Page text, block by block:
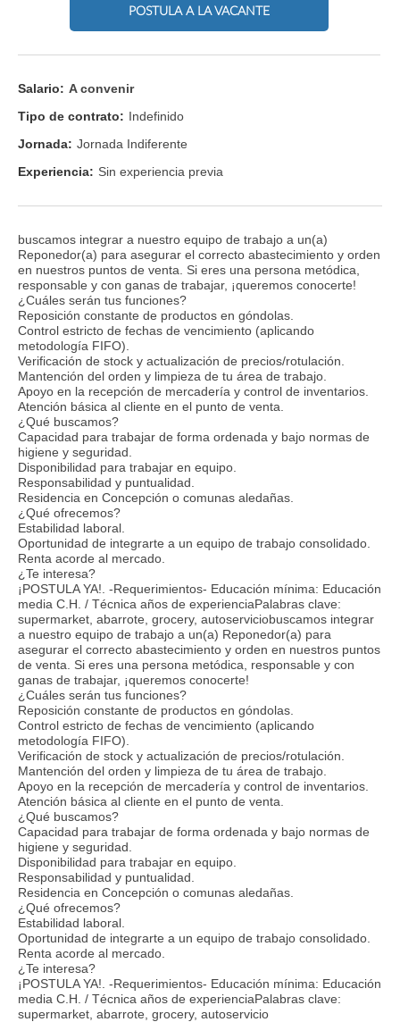
POSTULA A LA VACANTE
Salario: A convenir
Tipo de contrato: Indefinido
Jornada: Jornada Indiferente
Experiencia: Sin experiencia previa
buscamos integrar a nuestro equipo de trabajo a un(a)
Reponedor(a) para asegurar el correcto abastecimiento y orden
en nuestros puntos de venta. Si eres una persona metódica,
responsable y con ganas de trabajar, ¡queremos conocerte!
¿Cuáles serán tus funciones?
Reposición constante de productos en góndolas.
Control estricto de fechas de vencimiento (aplicando
metodología FIFO).
Verificación de stock y actualización de precios/rotulación.
Mantención del orden y limpieza de tu área de trabajo.
Apoyo en la recepción de mercadería y control de inventarios.
Atención básica al cliente en el punto de venta.
¿Qué buscamos?
Capacidad para trabajar de forma ordenada y bajo normas de
higiene y seguridad.
Disponibilidad para trabajar en equipo.
Responsabilidad y puntualidad.
Residencia en Concepción o comunas aledañas.
¿Qué ofrecemos?
Estabilidad laboral.
Oportunidad de integrarte a un equipo de trabajo consolidado.
Renta acorde al mercado.
¿Te interesa?
¡POSTULA YA!. -Requerimientos- Educación mínima: Educación
media C.H. / Técnica años de experienciaPalabras clave:
supermarket, abarrote, grocery, autoserviciobuscamos integrar
a nuestro equipo de trabajo a un(a) Reponedor(a) para
asegurar el correcto abastecimiento y orden en nuestros puntos
de venta. Si eres una persona metódica, responsable y con
ganas de trabajar, ¡queremos conocerte!
¿Cuáles serán tus funciones?
Reposición constante de productos en góndolas.
Control estricto de fechas de vencimiento (aplicando
metodología FIFO).
Verificación de stock y actualización de precios/rotulación.
Mantención del orden y limpieza de tu área de trabajo.
Apoyo en la recepción de mercadería y control de inventarios.
Atención básica al cliente en el punto de venta.
¿Qué buscamos?
Capacidad para trabajar de forma ordenada y bajo normas de
higiene y seguridad.
Disponibilidad para trabajar en equipo.
Responsabilidad y puntualidad.
Residencia en Concepción o comunas aledañas.
¿Qué ofrecemos?
Estabilidad laboral.
Oportunidad de integrarte a un equipo de trabajo consolidado.
Renta acorde al mercado.
¿Te interesa?
¡POSTULA YA!. -Requerimientos- Educación mínima: Educación
media C.H. / Técnica años de experienciaPalabras clave:
supermarket, abarrote, grocery, autoservicio